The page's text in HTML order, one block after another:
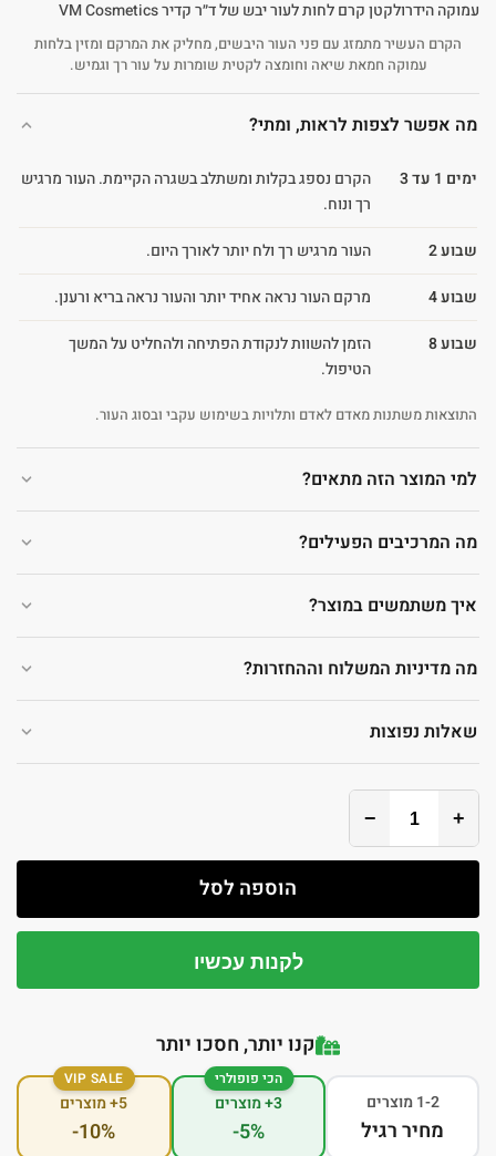
הקרם העשיר מתמזג עם פני העור היבשים, מחליק את המרקם ומזין בלחות
עמוקה חמאת שיאה וחומצה לקטית שומרות על עור רך וגמיש.
מה אפשר לצפות לראות, ומתי?
ימים 1 עד 3
הקרם נספג בקלות ומשתלב בשגרה הקיימת. העור מרגיש
רך ונוח.
שבוע 2
העור מרגיש רך ולח יותר לאורך היום.
שבוע 4
מרקם העור נראה אחיד יותר והעור נראה בריא ורענן.
שבוע 8
הזמן להשוות לנקודת הפתיחה ולהחליט על המשך
הטיפול.
התוצאות משתנות מאדם לאדם ותלויות בשימוש עקבי ובסוג העור.
למי המוצר הזה מתאים?
מה המרכיבים הפעילים?
איך משתמשים במוצר?
מה מדיניות המשלוח וההחזרות?
שאלות נפוצות
+
−
הוספה לסל
לקנות עכשיו
קנו יותר, חסכו יותר
1-2 מוצרים
מחיר רגיל
הכי פופולרי
3+ מוצרים
-5%
VIP SALE
5+ מוצרים
-10%